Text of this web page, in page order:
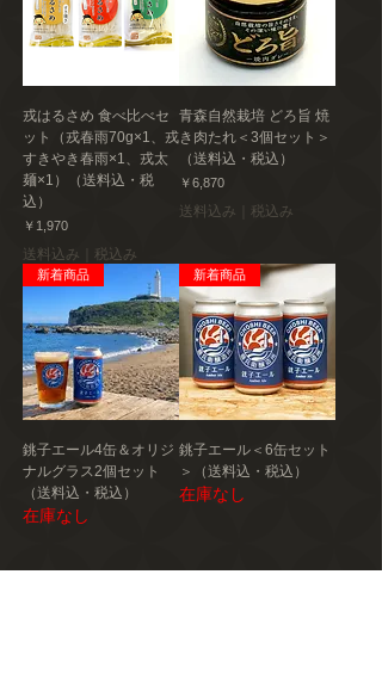
戎はるさめ 食べ比べセ
ット（戎春雨70g×1、戎
すきやき春雨×1、戎太
麺×1）（送料込・税
込）
価格
￥1,970
送料込み｜税込み
青森自然栽培 どろ旨 焼
き肉たれ＜3個セット＞
（送料込・税込）
価格
￥6,870
送料込み｜税込み
新着商品
銚子エール4缶＆オリジ
ナルグラス2個セット
（送料込・税込）
在庫なし
新着商品
銚子エール＜6缶セット
＞（送料込・税込）
在庫なし